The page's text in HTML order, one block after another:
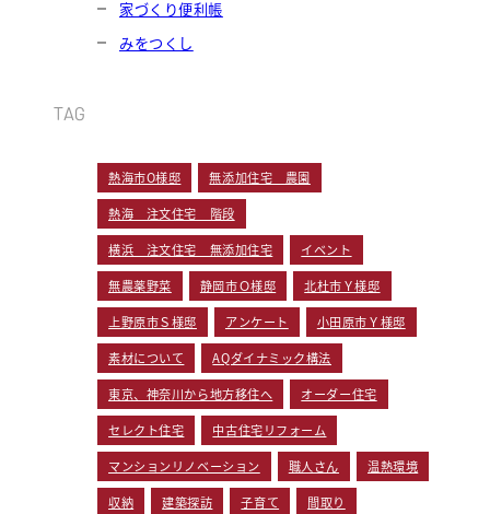
家づくり便利帳
みをつくし
TAG
熱海市O様邸 無添加住宅 農園
熱海 注文住宅 階段
横浜 注文住宅 無添加住宅 イベント
無農薬野菜 静岡市Ｏ様邸 北杜市Ｙ様邸
上野原市Ｓ様邸 アンケート 小田原市Ｙ様邸
素材について AQダイナミック構法
東京、神奈川から地方移住へ オーダー住宅
セレクト住宅 中古住宅リフォーム
マンションリノベーション 職人さん 温熱環境
収納 建築探訪 子育て 間取り